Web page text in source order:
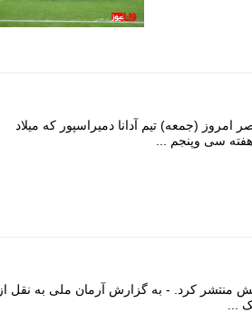
(جمعه) تیم آدانا دمیراسپور که میلاد
سی وپنجم ...
منتشر کرد. - به گزارش آرمان ملی به نقل از
...